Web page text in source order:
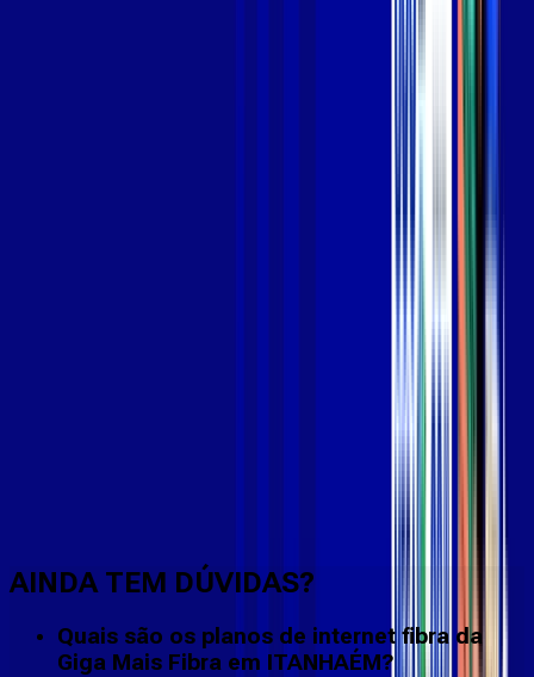
AINDA TEM DÚVIDAS?
Quais são os planos de internet fibra da
Giga Mais Fibra em ITANHAÉM?